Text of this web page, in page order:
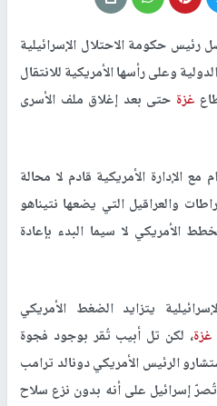
رئيس حكومة الاحتلال الإسرائيلية
وعلى رأسها الأمريكية للانتقال
غزة حتى بعد إغلاق ملف الأسرى
الإدارة الأمريكية قادم لا محالة
والعراقيل التي يضعها نتيناهو
الأمريكي لا سيما البدء بإعادة
يتزايد الضغط الأمريكي
غزة، لكن تل أبيب تُقر بوجود فجوة
الرئيس الأمريكي دونالد ترامب
إسرائيل على أنه بدون نزع سلاح